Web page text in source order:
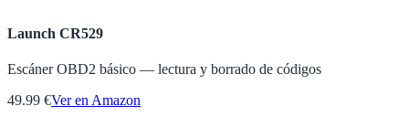
Launch CR529
Escáner OBD2 básico — lectura y borrado de códigos
49.99 €Ver en Amazon